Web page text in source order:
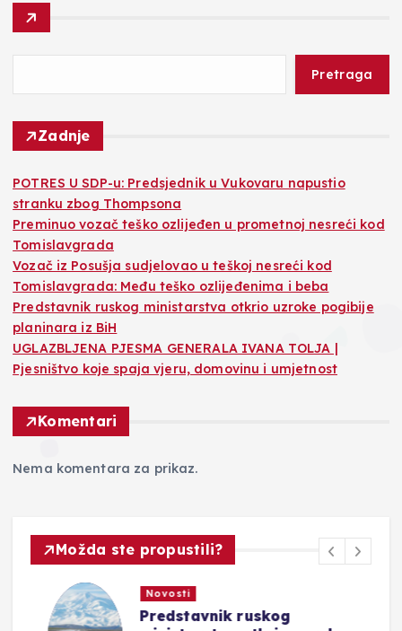
Pretraga
Zadnje
POTRES U SDP-u: Predsjednik u Vukovaru napustio
stranku zbog Thompsona
Preminuo vozač teško ozlijeđen u prometnoj nesreći kod
Tomislavgrada
Vozač iz Posušja sudjelovao u teškoj nesreći kod
Tomislavgrada: Među teško ozlijeđenima i beba
Predstavnik ruskog ministarstva otkrio uzroke pogibije
planinara iz BiH
UGLAZBLJENA PJESMA GENERALA IVANA TOLJA |
Pjesništvo koje spaja vjeru, domovinu i umjetnost
Komentari
Nema komentara za prikaz.
Možda ste propustili?
Novosti
Predstavnik ruskog